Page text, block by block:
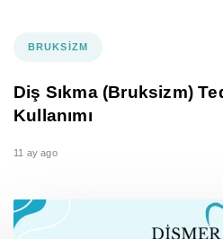
BRUKSIZM
Diş Sıkma (Bruksizm)
Kullanımı
11 ay ago